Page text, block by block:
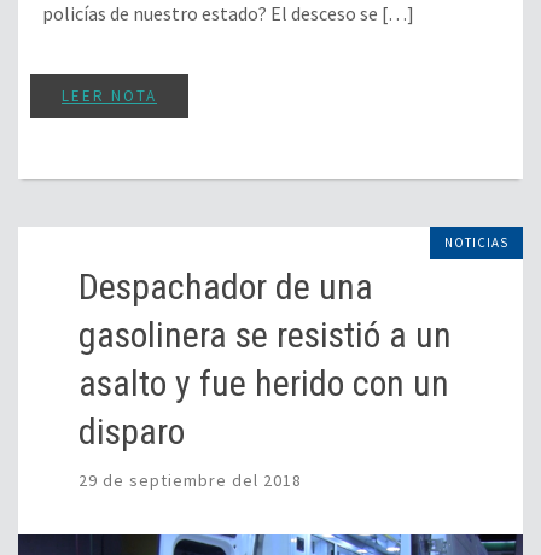
policías de nuestro estado? El desceso se […]
LEER NOTA
NOTICIAS
Despachador de una
gasolinera se resistió a un
asalto y fue herido con un
disparo
29 de septiembre del 2018